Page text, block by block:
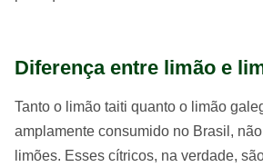
Diferença entre limão e
Tanto o limão taiti quanto o limão
amplamente consumido no Brasil,
limões. Esses cítricos, na verdade,